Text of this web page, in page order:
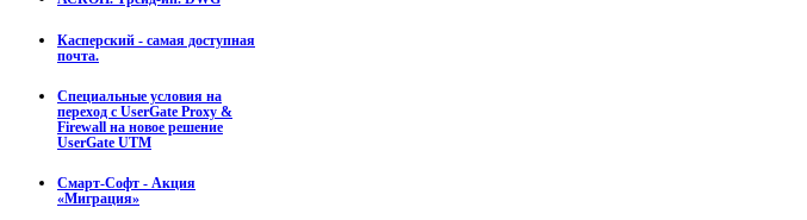
Касперский - самая доступная
почта.
Специальные условия на
переход с UserGate Proxy &
Firewall на новое решение
UserGate UTM
Смарт-Софт - Акция
«Миграция»